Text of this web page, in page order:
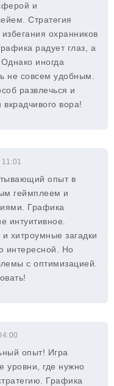
и
Стратегия
охранников
радует глаз, а
иногда
не совсем удобным.
развлечься и
вора!
опыт в
геймплеем и
Графика
интуитивное.
хитроумные загадки
интересной. Но
с оптимизацией.
опыт! Игра
уровни, где нужно
Графика